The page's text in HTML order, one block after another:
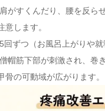
がすくんだり、腰を反ら
意します。
回ずつ（お風呂上がりや就
帽筋下部が刺激され、巻
骨の可動域が広がります。